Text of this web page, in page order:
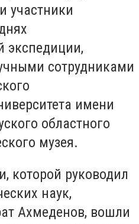
участники
экспедиции,
сотрудниками
имени
областного
музея.
которой руководил
наук,
Ахмеденов, вошли